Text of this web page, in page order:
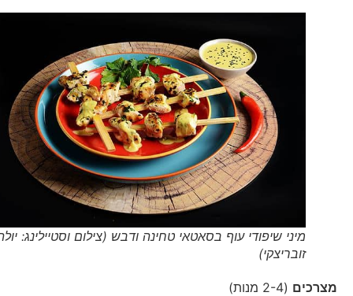
מיני שיפודי עוף בסאטאי טחינה ודבש (צילום וסטיילינג: יולה
זובריצקי)
מצרכים(2-4 מנות)